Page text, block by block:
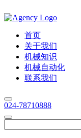
首页
关于我们
机械知识
机械自动化
联系我们
024-78710888